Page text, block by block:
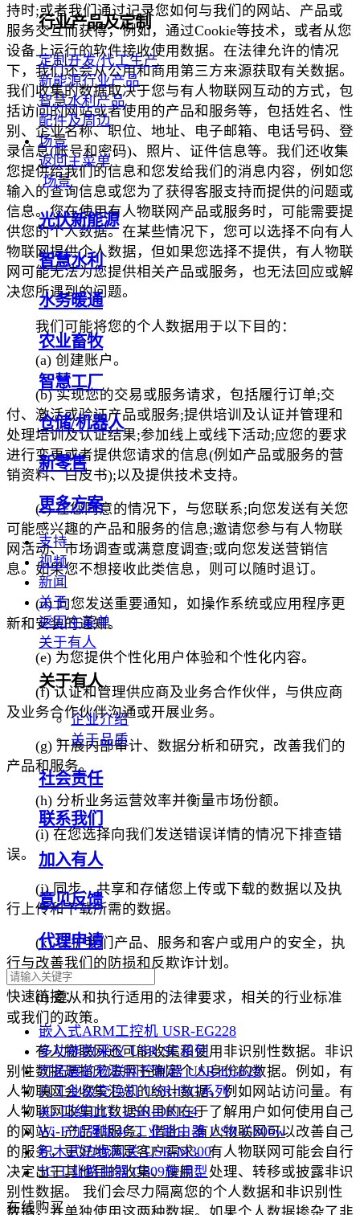
行业产品及定制
定制开发/代工生产
新能源行业产品
智慧水利产品
配件及周边
场景
返回主菜单
场景
光伏新能源
智慧水利
水务暖通
农业畜牧
智慧工厂
仓储/机器人
新零售
更多方案
支持
视频
新闻
关于
返回主菜单
关于有人
关于有人
企业介绍
关于品质
社会责任
联系我们
加入有人
意见反馈
代理申请
快速链接：
嵌入式ARM工控机 USR-EG228
多功能数采仪 USR-SC系列
可拓展的物联网控制器 USR-EG628
真工业级交换机 USR-ISG系列
4G 口红DTU USR-DR154
Wi-Fi加强版4G工业路由器 USR-G806w
积木式边缘网关 USR-M300
5G工业路由器 G809旗舰型
在线购买
持时;或者我们通过记录您如何与我们的网站、产品或
服务交互而获得，例如，通过Cookie等技术，或者从您
设备上运行的软件接收使用数据。在法律允许的情况
下，我们还会从公用和商用第三方来源获取有关数据。
我们收集的数据取决于您与有人物联网互动的方式，包
括访问的网站或者使用的产品和服务等，包括姓名、性
别、企业名称、职位、地址、电子邮箱、电话号码、登
录信息(帐号和密码)、照片、证件信息等。我们还收集
您提供给我们的信息和您发给我们的消息内容，例如您
输入的查询信息或您为了获得客服支持而提供的问题或
信息。您在使用有人物联网产品或服务时，可能需要提
供您的个人数据。在某些情况下，您可以选择不向有人
物联网提供个人数据，但如果您选择不提供，有人物联
网可能无法为您提供相关产品或服务，也无法回应或解
决您所遇到的问题。
我们可能将您的个人数据用于以下目的：
(a) 创建账户。
(b) 实现您的交易或服务请求，包括履行订单;交
付、激活或验证产品或服务;提供培训及认证并管理和
处理培训及认证结果;参加线上或线下活动;应您的要求
进行变更或者提供您请求的信息(例如产品或服务的营
销资料、白皮书);以及提供技术支持。
(c) 在您同意的情况下，与您联系;向您发送有关您
可能感兴趣的产品和服务的信息;邀请您参与有人物联
网活动、市场调查或满意度调查;或向您发送营销信
息。如果您不想接收此类信息，则可以随时退订。
(d) 向您发送重要通知，如操作系统或应用程序更
新和安装的通知。
(e) 为您提供个性化用户体验和个性化内容。
(f) 认证和管理供应商及业务合作伙伴，与供应商
及业务合作伙伴沟通或开展业务。
(g) 开展内部审计、数据分析和研究，改善我们的
产品和服务。
(h) 分析业务运营效率并衡量市场份额。
(i) 在您选择向我们发送错误详情的情况下排查错
误。
(j) 同步、共享和存储您上传或下载的数据以及执
行上传和下载所需的数据。
(k) 保护我们产品、服务和客户或用户的安全，执
行与改善我们的防损和反欺诈计划。
(l) 遵从和执行适用的法律要求，相关的行业标准
或我们的政策。
有人物联网还可能收集和使用非识别性数据。非识
别性数据是指无法用于确定个人身份的数据。例如，有
人物联网会收集汇总的统计数据，例如网站访问量。有
人物联网收集此数据的目的在于了解用户如何使用自己
的网站、产品和服务。借此，有人物联网可以改善自己
的服务，更好地满足客户需求。有人物联网可能会自行
决定出于其他目的收集、使用、处理、转移或披露非识
别性数据。 我们会尽力隔离您的个人数据和非识别性